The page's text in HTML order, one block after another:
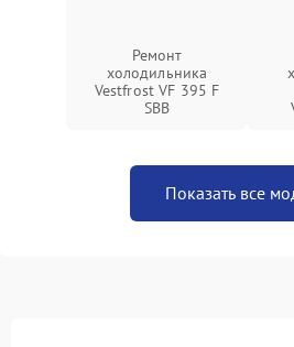
Ремонт
холодильника
Vestfrost VF 395 F
SBB
Показать все